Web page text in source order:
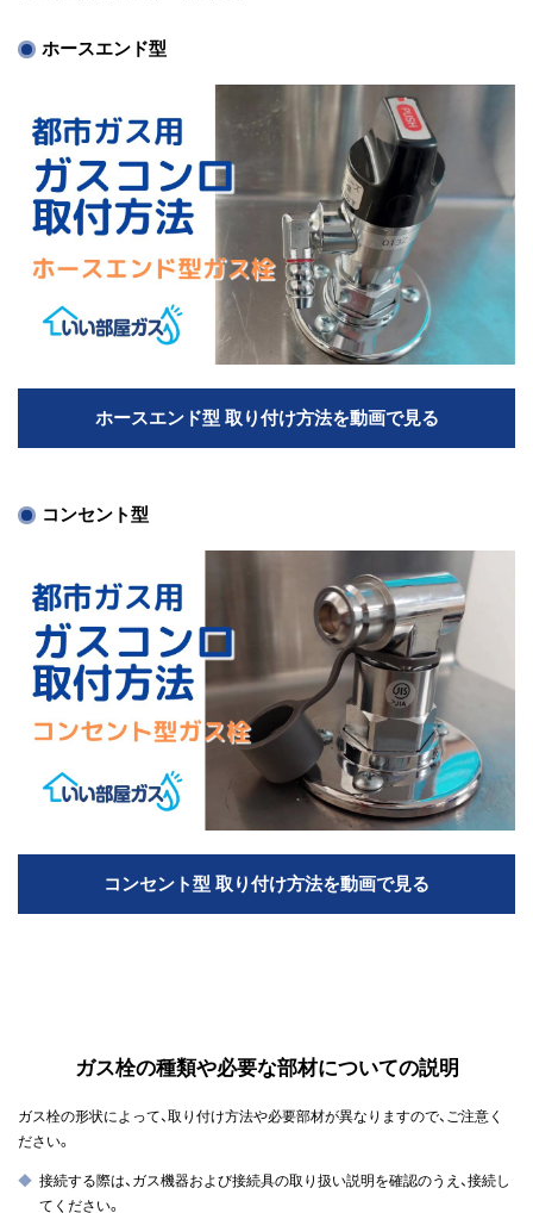
ホースエンド型
ホースエンド型 取り付け方法を動画で見る
コンセント型
コンセント型 取り付け方法を動画で見る
ガス栓の種類や必要な部材についての説明
ガス栓の形状によって、取り付け方法や必要部材が異なりますので、ご注意く
ださい。
接続する際は、ガス機器および接続具の取り扱い説明を確認のうえ、接続し
てください。